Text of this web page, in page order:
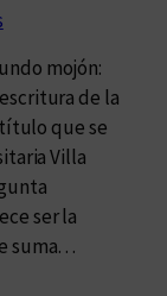
mojón:
de la
que se
Villa
ser la
suma…